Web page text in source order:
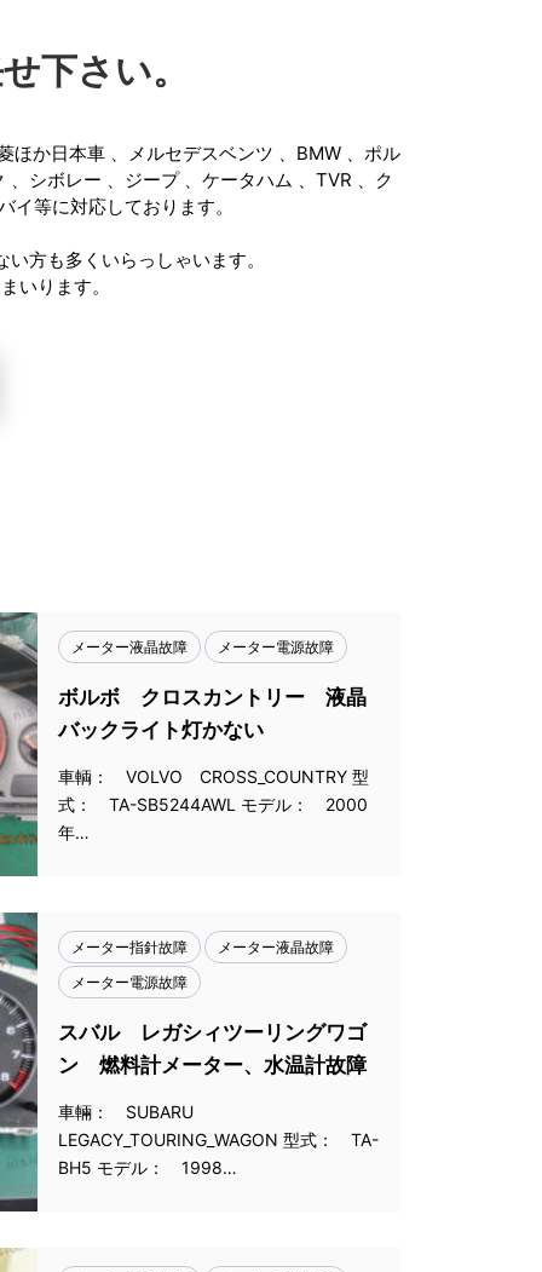
下さい。
ほか日本車、 メルセデスベンツ 、 BMW、 ポル
、 シボレー 、 ジープ、 ケータハム 、 TVR 、 ク
イ等に対応しております。
方も多くいらっしゃいます。
いります。
メーター液晶故障 メーター電源故障
ボルボ クロスカントリー 液晶
バックライト灯かない
車輌： VOLVO CROSS_COUNTRY 型
式： TA-SB5244AWL モデル： 2000
年…
メーター指針故障
メーター液晶故障
メーター電源故障
スバル レガシィツーリングワゴ
ン 燃料計メーター、水温計故障
車輛： SUBARU
LEGACY_TOURING_WAGON 型式： TA-
BH5 モデル： 1998…